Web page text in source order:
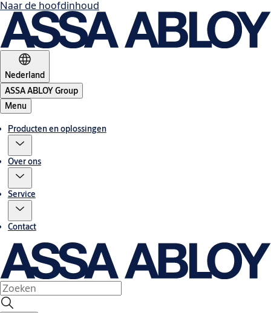
Naar de hoofdinhoud
Nederland
ASSA ABLOY Group
Menu
Producten en oplossingen
Over ons
Service
Contact